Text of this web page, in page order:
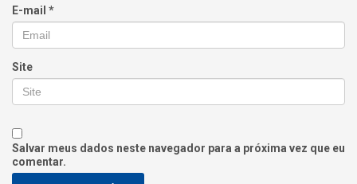
E-mail *
Site
Salvar meus dados neste navegador para a próxima vez que eu
comentar.